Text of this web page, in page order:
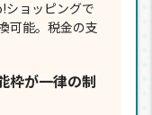
ョッピングで
可能。税金の支
枠が一律の制